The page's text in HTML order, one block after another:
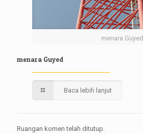
menara Guyed
menara Guyed
Baca lebih lanjut
Ruangan komen telah ditutup.